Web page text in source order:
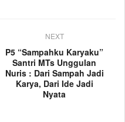
NEXT
P5 “Sampahku Karyaku”
Santri MTs Unggulan
Nuris : Dari Sampah Jadi
Karya, Dari Ide Jadi
Nyata